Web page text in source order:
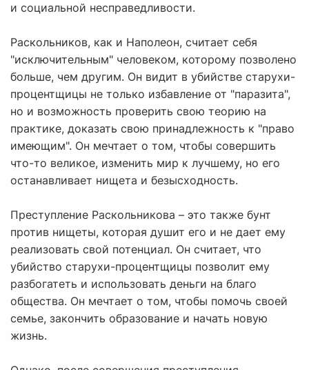
и социальной несправедливости.
Раскольников, как и Наполеон, считает себя
"исключительным" человеком, которому позволено
больше, чем другим. Он видит в убийстве старухи-
процентщицы не только избавление от "паразита",
но и возможность проверить свою теорию на
практике, доказать свою принадлежность к "право
имеющим". Он мечтает о том, чтобы совершить
что-то великое, изменить мир к лучшему, но его
останавливает нищета и безысходность.
Преступление Раскольникова – это также бунт
против нищеты, которая душит его и не дает ему
реализовать свой потенциал. Он считает, что
убийство старухи-процентщицы позволит ему
разбогатеть и использовать деньги на благо
общества. Он мечтает о том, чтобы помочь своей
семье, закончить образование и начать новую
жизнь.